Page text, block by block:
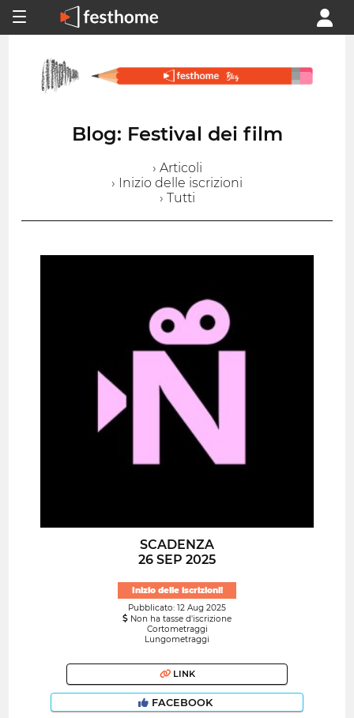
Blog: Festival dei film
› Articoli
› Inizio delle iscrizioni
› Tutti
SCADENZA
26 SEP 2025
Inizio delle iscrizioni!
Pubblicato: 12 Aug 2025
Non ha tasse d'iscrizione
Cortometraggi
Lungometraggi
LINK
FACEBOOK